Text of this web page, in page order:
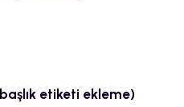
etiketi ekleme)